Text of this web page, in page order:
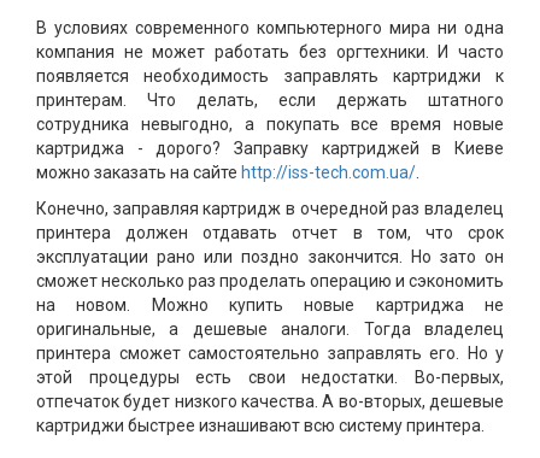
В условиях современного компьютерного мира ни одна
компания не может работать без оргтехники. И часто
появляется необходимость заправлять картриджи к
принтерам. Что делать, если держать штатного
сотрудника невыгодно, а покупать все время новые
картриджа - дорого? Заправку картриджей в Киеве
можно заказать на сайте http://iss-tech.com.ua/
Конечно, заправляя картридж в очередной раз владелец
принтера должен отдавать отчет в том, что срок
эксплуатации рано или поздно закончится. Но зато он
сможет несколько раз проделать операцию и сэкономить
на новом. Можно купить новые картриджа не
оригинальные, а дешевые аналоги. Тогда владелец
принтера сможет самостоятельно заправлять его. Но у
этой процедуры есть свои недостатки. Во-первых,
отпечаток будет низкого качества. А во-вторых, дешевые
картриджи быстрее изнашивают всю систему принтера.